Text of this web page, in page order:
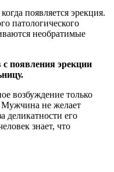
появляется эрекция.
патологического
необратимые
появления эрекции
возбуждение только
Мужчина не желает
деликатности его
знает, что